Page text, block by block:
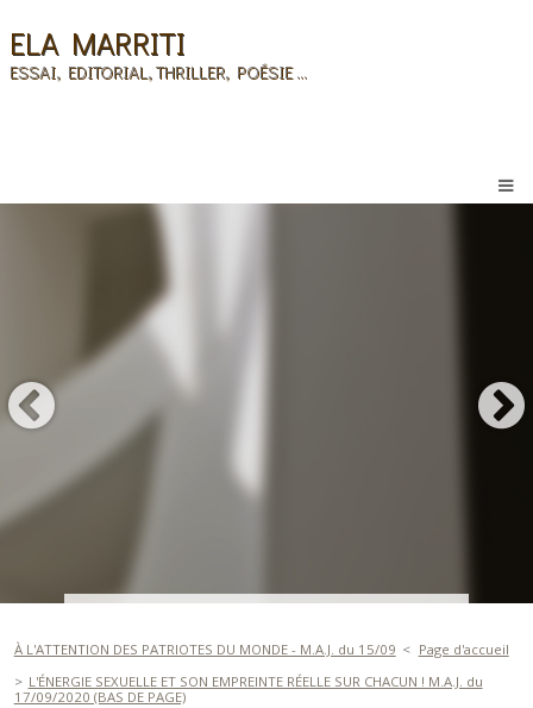
ELA MARRITI
ESSAI, EDITORIAL, THRILLER, POÉSIE ...
À L'ATTENTION DES PATRIOTES DU MONDE - M.A.J. du 15/09
Page d'accueil
L'ÉNERGIE SEXUELLE ET SON EMPREINTE RÉELLE SUR CHACUN ! M.A.J. du
17/09/2020 (BAS DE PAGE)